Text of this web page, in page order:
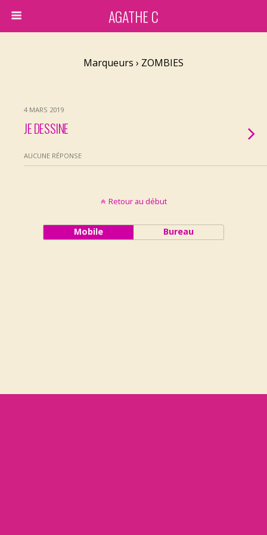
AGATHE C
Marqueurs › ZOMBIES
4 MARS 2019
JE DESSINE
AUCUNE RÉPONSE
Retour au début
Mobile Bureau